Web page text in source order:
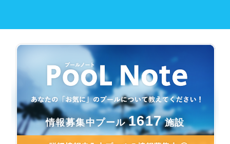
情報募集中プール 1617 施設